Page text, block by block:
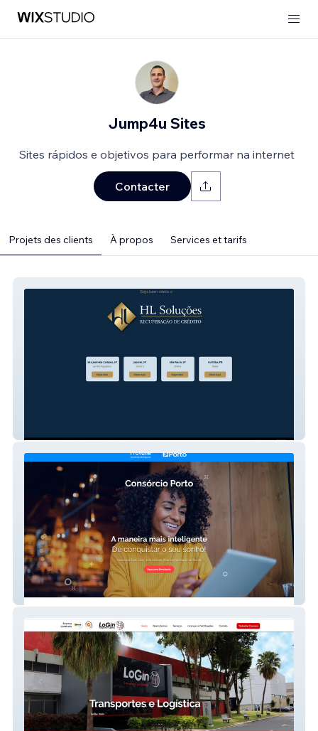
Jump4u Sites
Sites rápidos e objetivos para performar na internet
Contacter
Projets des clients À propos Services et tarifs
Provalle